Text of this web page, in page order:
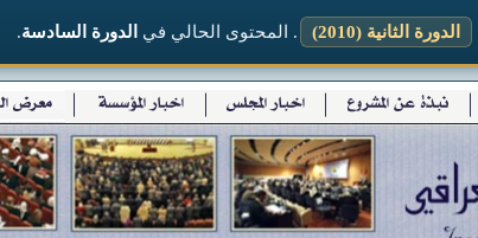
الدورة الثانية (2010) . المحتوى الحالي في الدورة السادسة.